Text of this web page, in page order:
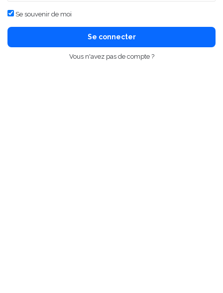
Se souvenir de moi
Se connecter
Vous n'avez pas de compte ?